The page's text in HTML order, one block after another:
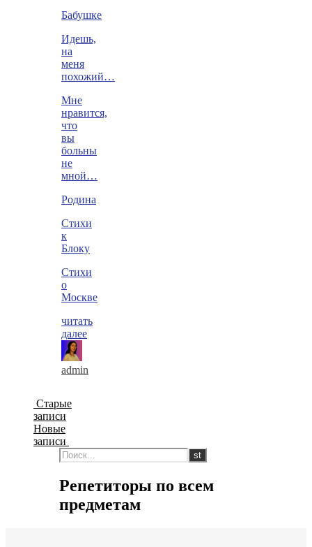
Бабушке
Идешь,
на
меня
похожий…
Мне
нравится,
что
вы
больны
не
мной…
Родина
Стихи
к
Блоку
Стихи
о
Москве
читать
далее
admin
Старые
записи
Новые
записи
Репетиторы по всем
предметам